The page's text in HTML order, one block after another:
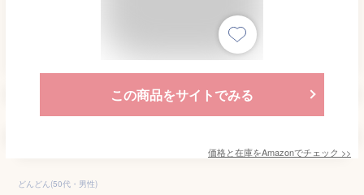
この商品をサイトでみる
価格と在庫をAmazonでチェック >>
どんどん(50代・男性)